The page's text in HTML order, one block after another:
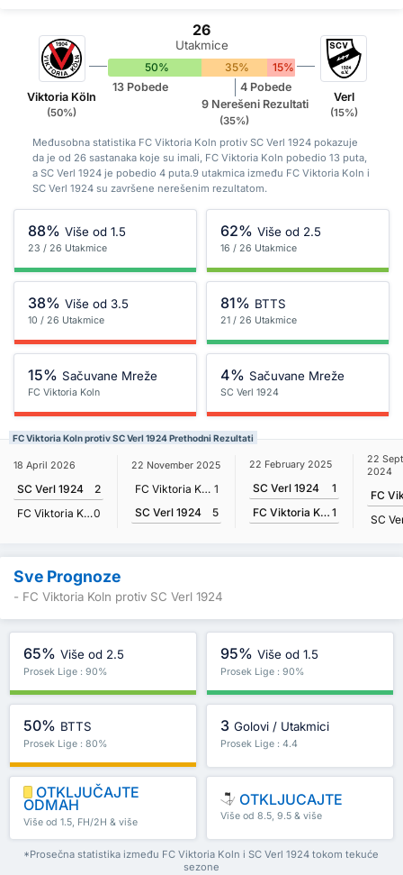
Viktoria Köln
(50%)
26
Utakmice
50% 35%
15%
13 Pobede
9 Nerešeni Rezultati
(35%)
4 Pobede
Verl
(15%)
Međusobna statistika FC Viktoria Koln protiv SC Verl 1924 pokazuje
da je od 26 sastanaka koje su imali, FC Viktoria Koln pobedio 13 puta,
a SC Verl 1924 je pobedio 4 puta.9 utakmica između FC Viktoria Koln i
SC Verl 1924 su završene nerešenim rezultatom.
88% Više od 1.5
23 / 26 Utakmice
62% Više od 2.5
16 / 26 Utakmice
38% Više od 3.5
10 / 26 Utakmice
81% BTTS
21 / 26 Utakmice
15% Sačuvane Mreže
FC Viktoria Koln
4% Sačuvane Mreže
SC Verl 1924
FC Viktoria Koln protiv SC Verl 1924 Prethodni Rezultati
18 April 2026
SC Verl 1924
2
FC Viktoria Koln0
22 November 2025
FC Viktoria Koln 1
SC Verl 1924
5
22 February 2025
SC Verl 1924
1
FC Viktoria Koln 1
22
2024
SC
Sve Prognoze
- FC Viktoria Koln protiv SC Verl 1924
65% Više od 2.5
Prosek Lige : 90%
95% Više od 1.5
Prosek Lige : 90%
50% BTTS
Prosek Lige : 80%
3 Golovi / Utakmici
Prosek Lige : 4.4
OTKLJUČAJTE
ODMAH
Više od 1.5, FH/2H & više
OTKLJUCAJTE
Više od 8.5, 9.5 & više
*Prosečna statistika između FC Viktoria Koln i SC Verl 1924 tokom tekuće
sezone